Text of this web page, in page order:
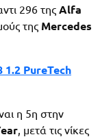
296 της Alfa
της Mercedes
1.2 PureTech
η 5η στην
, μετά τις νίκες